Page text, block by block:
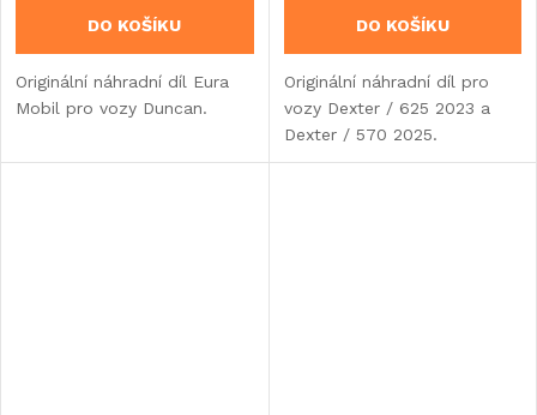
DO KOŠÍKU
Originální náhradní díl Eura
Mobil pro vozy Duncan.
DO KOŠÍKU
Originální náhradní díl pro
vozy Dexter / 625 2023 a
Dexter / 570 2025.